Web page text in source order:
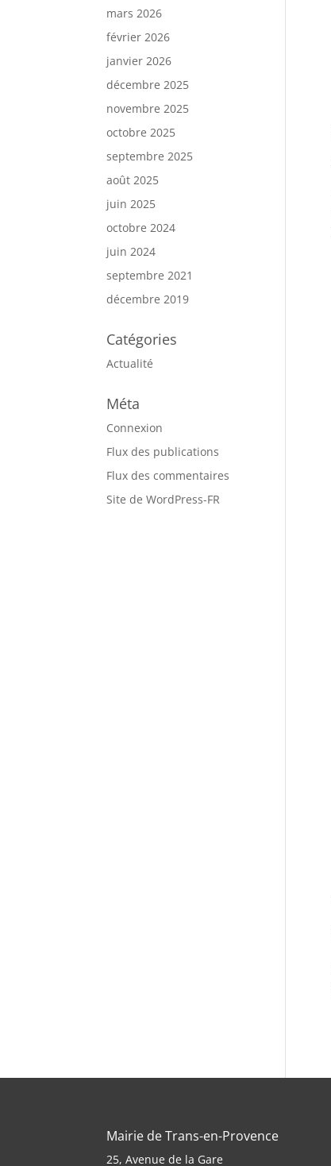
mars 2026
février 2026
janvier 2026
décembre 2025
novembre 2025
octobre 2025
septembre 2025
août 2025
juin 2025
octobre 2024
juin 2024
septembre 2021
décembre 2019
Catégories
Actualité
Méta
Connexion
Flux des publications
Flux des commentaires
Site de WordPress-FR
Mairie de Trans-en-Provence
25, Avenue de la Gare